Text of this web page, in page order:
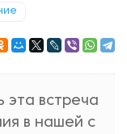
эта встреча
в нашей с